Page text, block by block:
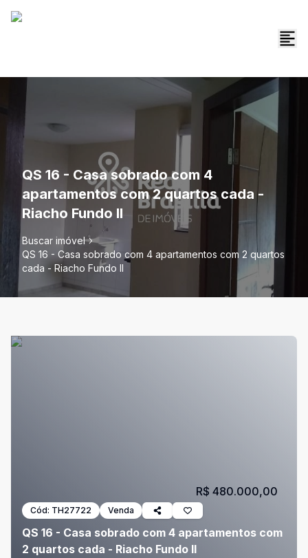
QS 16 - Casa sobrado com 4
apartamentos com 2 quartos cada -
Riacho Fundo II
Buscar imóvel
QS 16 - Casa sobrado com 4 apartamentos com 2 quartos
cada - Riacho Fundo II
Cód: TH27722 Venda
QS 16 - Casa sobrado com 4 apartamentos com
2 quartos cada - Riacho Fundo II
R$ 480.000,00